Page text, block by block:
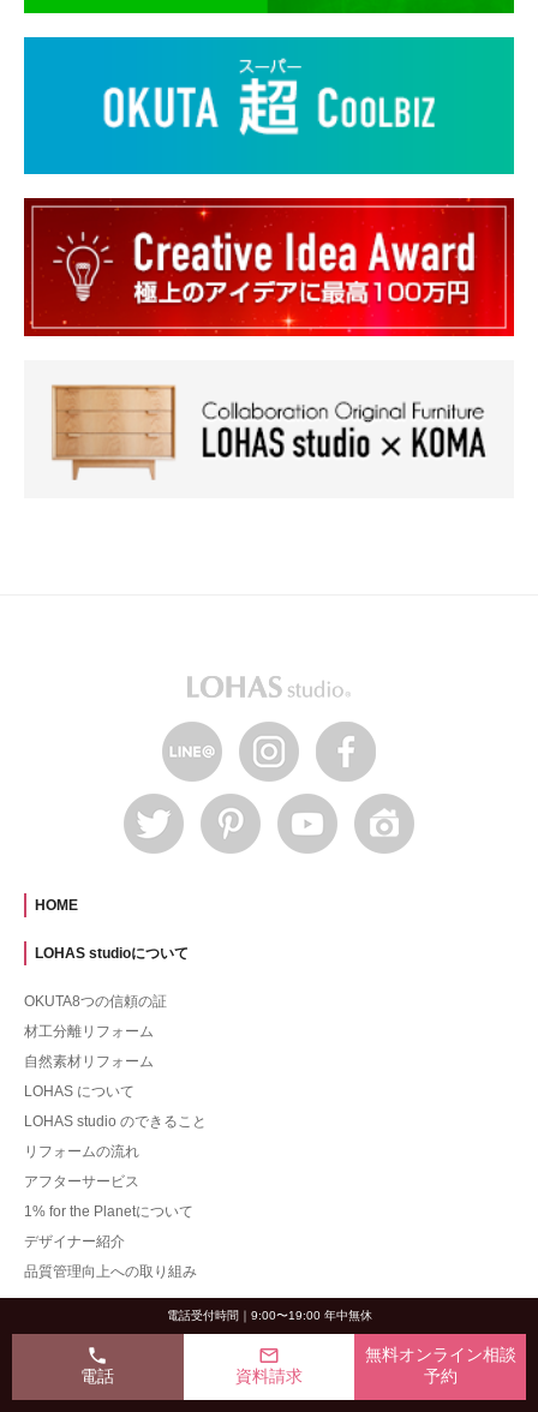
HOME
LOHAS studioについて
OKUTA8つの信頼の証
材工分離リフォーム
自然素材リフォーム
LOHAS について
LOHAS studio のできること
リフォームの流れ
アフターサービス
1% for the Planetについて
デザイナー紹介
品質管理向上への取り組み
電話受付時間｜9:00〜19:00 年中無休
phone
電話
mail_outline
資料請求
無料オンライン相談
予約